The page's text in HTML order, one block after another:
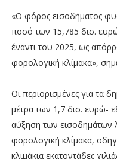
«Ο φόρος εισοδήματος
ποσό των 15,785 δισ.
έναντι του 2025, ως
φορολογική κλίμακα»,
Οι περιορισμένες για τα
μέτρα των 1,7 δισ. ευρώ-
αύξηση των
φορολογική κλίμακα,
κλιμάκια εκατοντάδες